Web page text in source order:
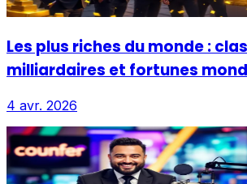
Les plus riches du monde :
milliardaires et fortunes
4 avr. 2026